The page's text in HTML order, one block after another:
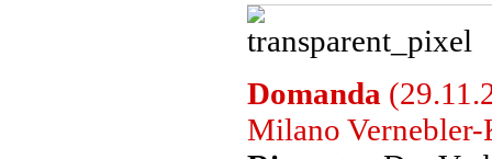
Domanda
Milano Vernebler-